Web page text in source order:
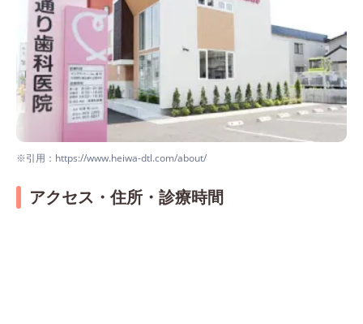
※引用：https://www.heiwa-dtl.com/about/
アクセス・住所・診療時間